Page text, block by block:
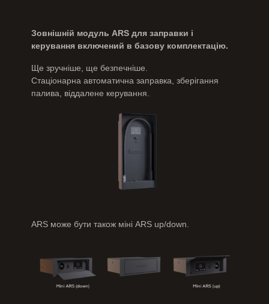
Зовнішній модуль ARS для заправки і
керування включений в базову комплектацію.
Ще зручніше, ще безпечніше.
Стаціонарна автоматична заправка, зберігання
палива, віддалене керування.
ARS може бути також міні ARS up/down.